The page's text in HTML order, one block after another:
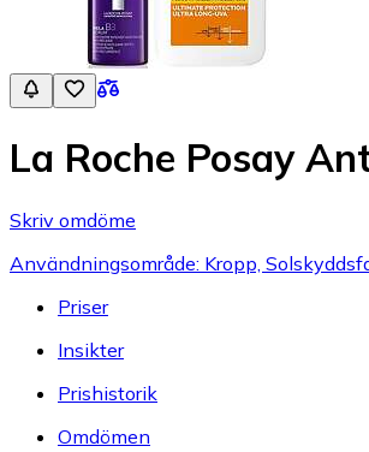
La Roche Posay
Skriv omdöme
Användningsområde: Kropp,
Priser
Insikter
Prishistorik
Omdömen